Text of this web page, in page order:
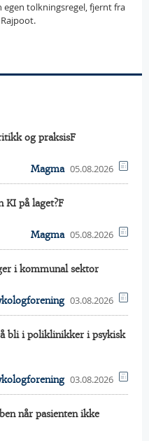
egen tolkningsregel, fjernt fra
og praksisF
Magma 05.08.2026
KI på laget?F
Magma 05.08.2026
i kommunal sektor
03.08.2026
bli i poliklinikker i psykisk
03.08.2026
når pasienten ikke